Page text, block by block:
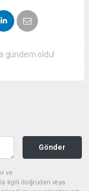
gündem oldu!
Gönder
ve
ilgili doğrudan veya